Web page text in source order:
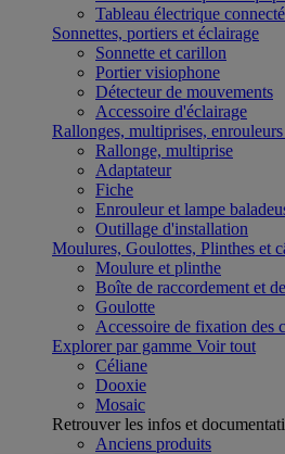
Tableau électrique connecté
Sonnettes, portiers et éclairage
Sonnette et carillon
Portier visiophone
Détecteur de mouvements
Accessoire d'éclairage
Rallonges, multiprises, enrouleurs
Rallonge, multiprise
Adaptateur
Fiche
Enrouleur et lampe
Outillage d'installation
Moulures, Goulottes, Plinthes et
Moulure et plinthe
Boîte de raccordement et
Goulotte
Accessoire de fixation des
Explorer par gamme Voir tout
Céliane
Dooxie
Mosaic
Retrouver les infos et
Anciens produits